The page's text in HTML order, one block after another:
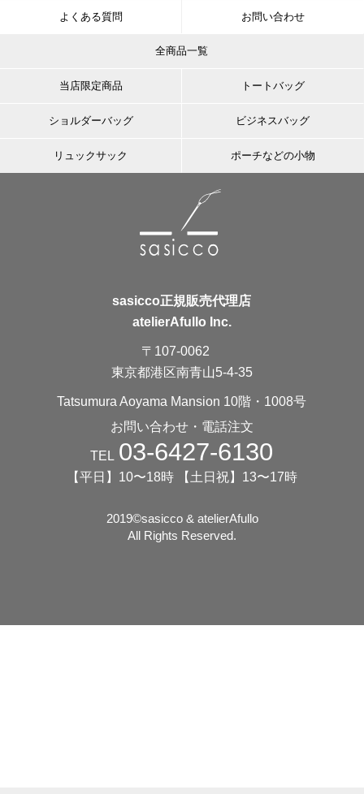
よくある質問 お問い合わせ
全商品一覧
当店限定商品 トートバッグ
ショルダーバッグ ビジネスバッグ
リュックサック ポーチなどの小物
sasicco正規販売代理店
atelierAfullo Inc.
〒107-0062
東京都港区南青山5-4-35
Tatsumura Aoyama Mansion 10階・1008号
お問い合わせ・電話注文
TEL 03-6427-6130
【平日】10〜18時 【土日祝】13〜17時
2019©️sasicco & atelierAfullo
All Rights Reserved.